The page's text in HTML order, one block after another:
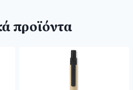
προϊόντα